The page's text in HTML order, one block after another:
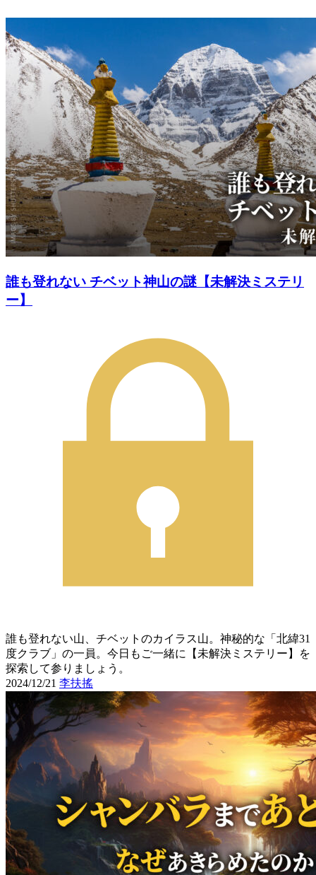
誰も登れない チベット神山の謎【未解決ミステリ
ー】
誰も登れない山、チベットのカイラス山。神秘的な「北緯31
度クラブ」の一員。今日もご一緒に【未解決ミステリー】を
探索して参りましょう。
2024/12/21 李扶搖